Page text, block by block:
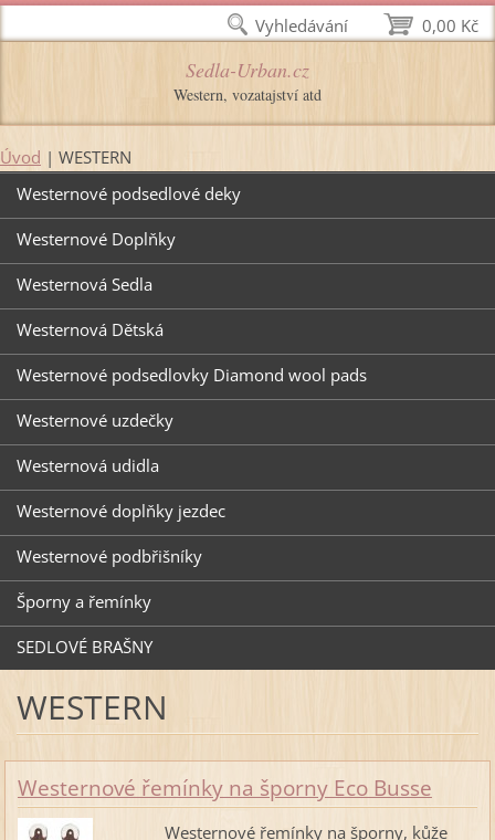
Sedla-Urban.cz
Western, vozatajství atd
Úvod | WESTERN
Westernové podsedlové deky
Westernové Doplňky
Westernová Sedla
Westernová Dětská
Westernové podsedlovky Diamond wool pads
Westernové uzdečky
Westernová udidla
Westernové doplňky jezdec
Westernové podbřišníky
Šporny a řemínky
SEDLOVÉ BRAŠNY
WESTERN
Westernové řemínky na šporny Eco Busse
Westernové řemínky na šporny, kůže
0,00 Kč
Vyhledávání